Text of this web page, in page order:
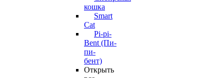
кошка
Smart
Cat
Pi-pi-
Bent (Пи-
пи-
бент)
Открыть